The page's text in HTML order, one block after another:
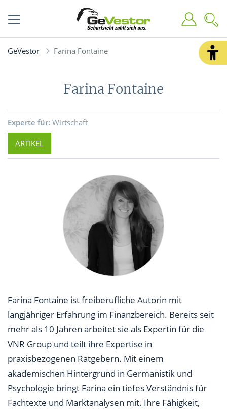
GeVestor Farina Fontaine
Farina Fontaine
Experte für: Wirtschaft
ARTIKEL
Farina Fontaine ist freiberufliche Autorin mit
langjähriger Erfahrung im Finanzbereich. Bereits seit
mehr als 10 Jahren arbeitet sie als Expertin für die
VNR Group und teilt ihre Expertise in
praxisbezogenen Ratgebern. Mit einem
akademischen Hintergrund in Germanistik und
Psychologie bringt Farina ein tiefes Verständnis für
Fachtexte und Marktanalysen mit. Ihre Fähigkeit,